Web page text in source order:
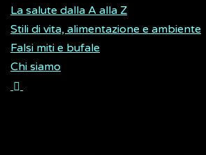
La salute dalla A alla Z
Stili di vita, alimentazione e ambiente
Falsi miti e bufale
Chi siamo